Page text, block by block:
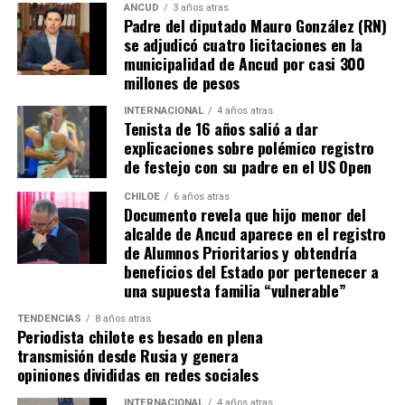
espera ese gesto por parte de la madre del pequeño
Tomás, los pasos siguen quemando los pies de Fernando
en pos de que cada kilómetro recorrido, signifique más
que una llegada a Santiago, un arribo a la cura de su hijo
Actualmente, Gómez se encuentra en Santiago
realizando trámites y participando como invitada en
distintos medios de comunicación. Aunque aún no tiene
una fecha exacta para su viaje a Estados Unidos, donde
se administra el medicamento, indicó que esperan
realizarlo «a mediados de junio».
Cabe destacar que, pese a que se logró reunir el dinero y,
por ende, la meta se cumplió, continúan circulando por
redes sociales, eventos a beneficios de Tomás Ross.
¿Como ayudar?
Instagram, Dante_contra_duchenne
ANCUD 3 años atras
Padre del diputado Mauro González (RN)
se adjudicó cuatro licitaciones en la
municipalidad de Ancud por casi 300
millones de pesos
INTERNACIONAL 4 años atras
Tenista de 16 años salió a dar
explicaciones sobre polémico registro
de festejo con su padre en el US Open
CHILOE 6 años atras
Documento revela que hijo menor del
alcalde de Ancud aparece en el registro
de Alumnos Prioritarios y obtendría
beneficios del Estado por pertenecer a
una supuesta familia “vulnerable”
TENDENCIAS 8 años atras
Periodista chilote es besado en plena
transmisión desde Rusia y genera
opiniones divididas en redes sociales